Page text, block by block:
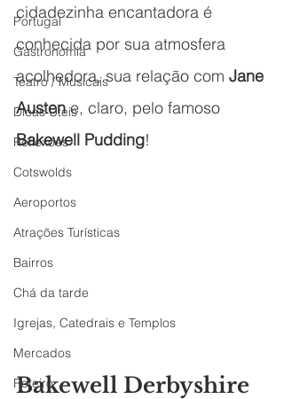
Portugal
Gastronomia
Teatro / Musicais
Dicas Úteis
Reflexões
Cotswolds
Aeroportos
Atrações Turísticas
Bairros
Chá da tarde
Igrejas, Catedrais e Templos
Mercados
Roteiro
cidadezinha encantadora é
conhecida por sua atmosfera
acolhedora, sua relação com Jane
Austen e, claro, pelo famoso
Bakewell Pudding!
Bakewell Derbyshire